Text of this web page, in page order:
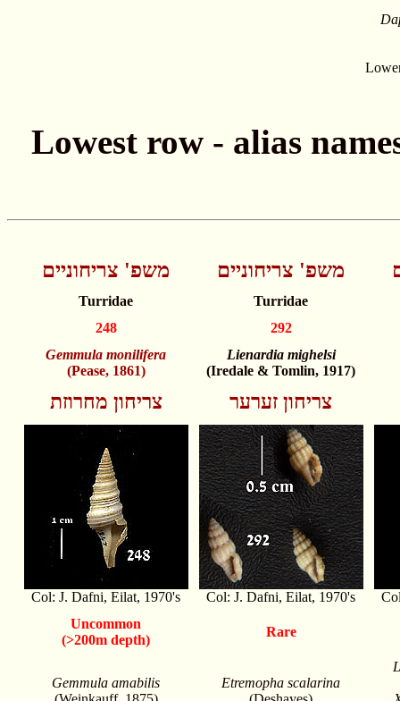
משפ' צריחוניים משפ' צריחוניים
Turridae
Turridae
248
292
Gemmula monilifera
(Pease, 1861)
Lienardia mighelsi
(Iredale & Tomlin, 1917)
צריחון מחרוזת צריחון זערער
Col: J. Dafni, Eilat, 1970's Col: J. Dafni, Eilat, 1970's
Uncommon
(>200m depth)
Rare
Gemmula amabilis
Etremopha scalarina